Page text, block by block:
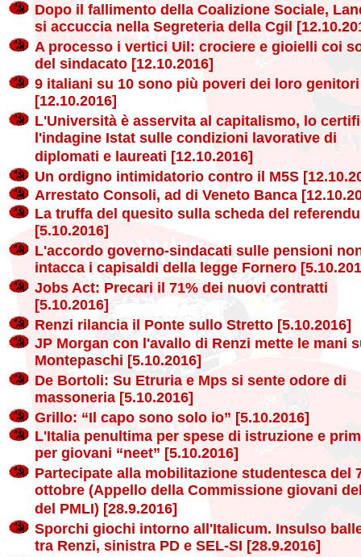
Dopo il fallimento della Coalizione Sociale,
si accuccia nella Segreteria della Cgil
A processo i vertici Uil: crociere e gioielli coi
del sindacato [12.10.2016]
9 italiani su 10 sono più poveri dei loro genitori
[12.10.2016]
L'Università è asservita al capitalismo, lo
l'indagine Istat sulle condizioni lavorative di
diplomati e laureati [12.10.2016]
Un ordigno intimidatorio contro il M5S
Arrestato Consoli, ad di Veneto Banca
La truffa del quesito sulla scheda del
[5.10.2016]
L'accordo governo-sindacati sulle pensioni
intacca i capisaldi della legge Fornero
Jobs Act: Precari il 71% dei nuovi contratti
[5.10.2016]
Renzi rilancia il Ponte sullo Stretto [5.10.2016]
JP Morgan con l'avallo di Renzi mette le mani
Montepaschi [5.10.2016]
De Bortoli: Su Etruria e Mps si sente odore di
massoneria [5.10.2016]
Grillo: “Il capo sono solo io” [5.10.2016]
L'Italia penultima per spese di istruzione e
per giovani “neet” [5.10.2016]
Partecipate alla mobilitazione studentesca del
ottobre (Appello della Commissione giovani
del PMLI) [28.9.2016]
Sporchi giochi intorno all'Italicum. Insulso
tra Renzi, sinistra PD e SEL-SI [28.9.2016]